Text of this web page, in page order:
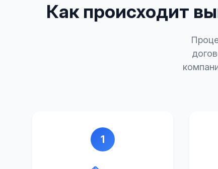
Как происходит
1